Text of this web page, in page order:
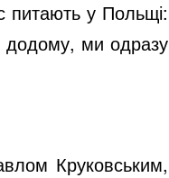
питають у Польщі:
додому, ми одразу
Круковським,